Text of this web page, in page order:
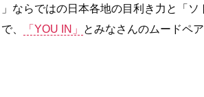
ならではの日本各地の目利き力と「ソ
、
「YOU IN」
とみなさんのムードペア